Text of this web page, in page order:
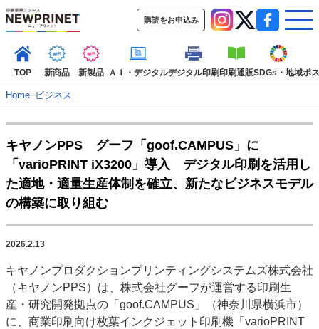
購読をお申込み
TOP 新商品 新製品 ＡＩ・デジタルデジタル印刷印刷通販SDGs・地域ポ
TOP
新着記事 特集記事
動画コンテンツ
インタビュー
コレクション
カテゴリー一覧
新商品 新製品 ＡＩ・デジタル デジタル印刷
印刷通販
SDGs・地域
人事・移転・異動・訃報
特集記事カテゴリー一覧
特集・デジタル印刷 アイデアで勝負！ ～多様なビジネス・多彩な商材～
Home–ビジネス
キヤノンPPS グーフ「goof.CAMPUS」に
「varioPRINT iX3200」導入 デジタル印刷を活用し
た適地・適量生産体制を確立、新たなビジネスモデル
の構築に取り組む
2026.2.13
キヤノンプロダクションプリンティングシステムズ株式会社
（キヤノンPPS）は、株式会社グーフが運営する印刷生
産・研究開発拠点の「goof.CAMPUS」（神奈川県横浜市）
に、商業印刷向け枚葉インクジェット印刷機「varioPRINT